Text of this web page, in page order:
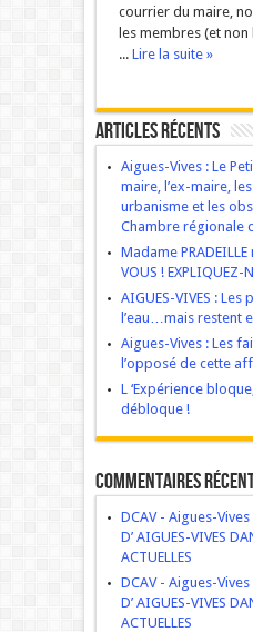
courrier du maire,
les membres (et non
... Lire la suite »
Articles récents
Aigues-Vives : Le
maire, l’ex-maire,
urbanisme et les
Chambre régionale
Madame PRADEILLE
VOUS ! EXPLIQUEZ-
AIGUES-VIVES :
l’eau…mais restent
Aigues-Vives : Les
l’opposé de cette
L ‘Expérience
débloque !
Commentaires
DCAV - Aigues-
D’ AIGUES-VIVES
ACTUELLES
DCAV - Aigues-
D’ AIGUES-VIVES
ACTUELLES